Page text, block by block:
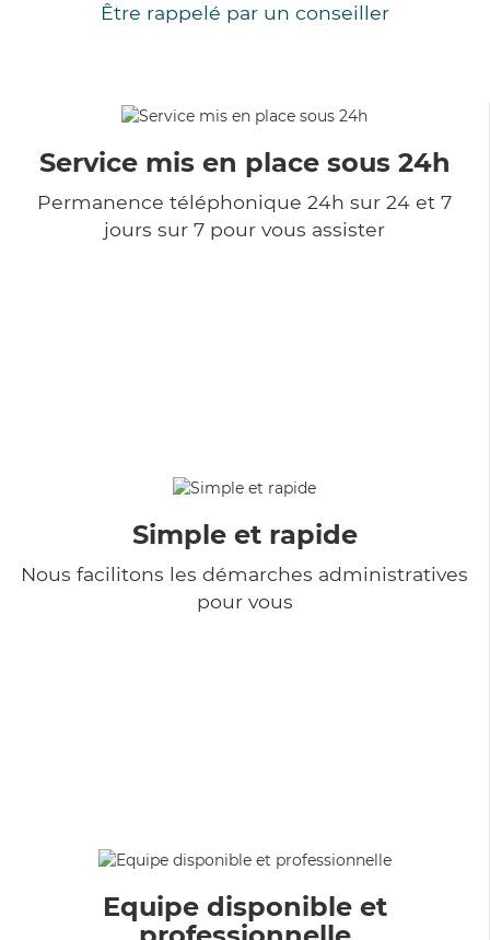
Être rappelé par un conseiller
Service mis en place sous 24h
Permanence téléphonique 24h sur 24 et 7
jours sur 7 pour vous assister
Simple et rapide
Nous facilitons les démarches administratives
pour vous
Equipe disponible et